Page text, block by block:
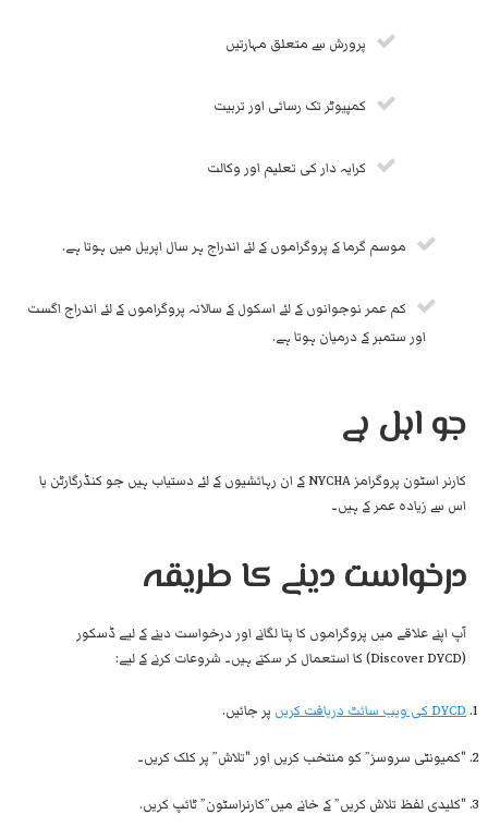
پرورش سے متعلق مہارتیں
کمپیوٹر تک رسائی اور تربیت
کرایہ دار کی تعلیم اور وکالت
موسم گرما کے پروگراموں کے لئے اندراج ہر سال اپریل میں ہوتا ہے.
کم عمر نوجوانوں کے لئے اسکول کے سالانہ پروگراموں کے لئے اندراج اگست
اور ستمبر کے درمیان ہوتا ہے.
جو اہل ہے
کارنر اسٹون پروگرامز NYCHA کے ان رہائشیوں کے لئے دستیاب ہیں جو کنڈرگارٹن یا
اس سے زیادہ عمر کے ہیں۔
درخواست دینے کا طریقہ
آپ اپنے علاقے میں پروگراموں کا پتا لگانے اور درخواست دینے کے لیے ڈسکور
(Discover DYCD) کا استعمال کر سکتے ہیں۔ شروعات کرنے کے لیے:
DYCD کی ویب سائٹ دریافت کریں پر جائیں.
"کمیونٹی سروسز” کو منتخب کریں اور "تلاش” پر کلک کریں۔
"کلیدی لفظ تلاش کریں” کے خانے میں”کارنراسٹون” ٹائپ کریں.